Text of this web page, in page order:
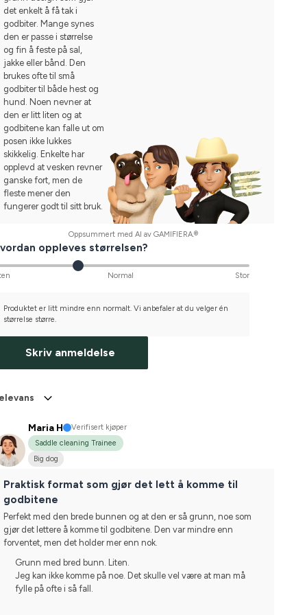
det enkelt å få tak i
godbiter. Mange synes
den er passe i størrelse
og fin å feste på sal,
jakke eller bånd. Den
brukes ofte til små
godbiter til både hest og
hund. Noen nevner at
den er litt liten og at
godbitene kan falle ut om
posen ikke lukkes
skikkelig. Enkelte har
opplevd at vesken revner
ganske fort, men de
fleste mener den
fungerer godt til sitt bruk.
Oppsummert med AI av GAMIFIERA.®
oppleves størrelsen?
Normal Stor
Produktet er litt mindre enn normalt. Vi anbefaler at du velger én
størrelse større.
Skriv anmeldelse
Maria H
Verifisert kjøper
Saddle cleaning Trainee
Big dog
Praktisk format som gjør det lett å komme til
godbitene
Perfekt med den brede bunnen og at den er så grunn, noe som
gjør det lettere å komme til godbitene. Den var mindre enn
forventet, men det holder mer enn nok.
Grunn med bred bunn. Liten.
Jeg kan ikke komme på noe. Det skulle vel være at man må
fylle på ofte i så fall.